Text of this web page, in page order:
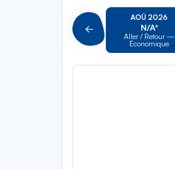
Précédent
AOÛ 2026
N/A*
Aller / Retour —
Économique